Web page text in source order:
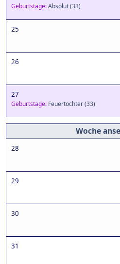
Geburtstage:Absolut(33)
25
26
27
Geburtstage: Feuertochter(33)
28
29
30
31